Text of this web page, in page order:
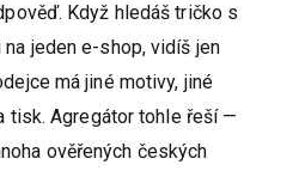
Když hledáš tričko s
jeden e-shop, vidíš jen
má jiné motivy, jiné
tisk. Agregátor tohle řeší —
ověřených českých